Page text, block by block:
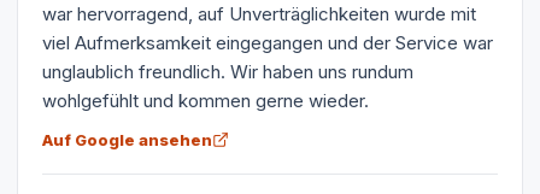
war hervorragend, auf Unverträglichkeiten wurde mit
viel Aufmerksamkeit eingegangen und der Service war
unglaublich freundlich. Wir haben uns rundum
wohlgefühlt und kommen gerne wieder.
Auf Google ansehen